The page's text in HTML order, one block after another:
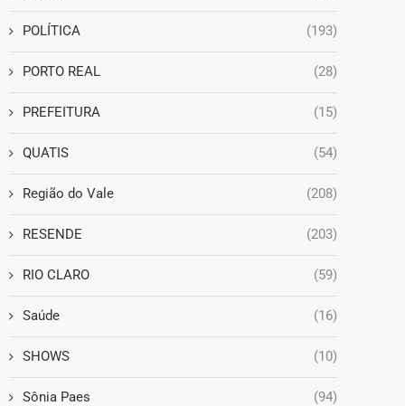
POLÍTICA (193)
PORTO REAL (28)
PREFEITURA (15)
QUATIS (54)
Região do Vale (208)
RESENDE (203)
RIO CLARO (59)
Saúde (16)
SHOWS (10)
Sônia Paes (94)